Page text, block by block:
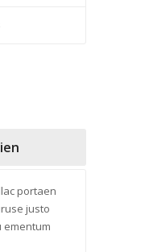
portaen
justo
ementum